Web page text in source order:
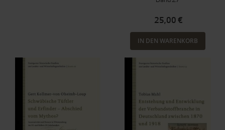
25,00 €
IN DEN WARENKORB